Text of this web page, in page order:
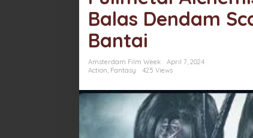
Revenge
Of
Scar,
Scar
Setelah
Di
Balas Dendam
Bantai
Amsterdam Film Week
April 7, 2024
Action, Fantasy 425 Views